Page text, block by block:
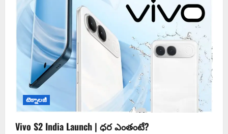
టెక్నాలజీ
Vivo S2 India Launch | ధర ఎంతంటే?